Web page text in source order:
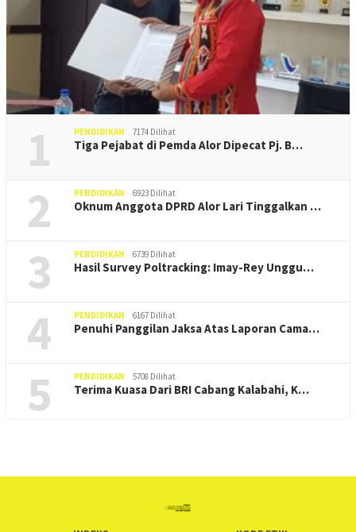
1 PENDIDIKAN 7174 Dilihat
Tiga Pejabat di Pemda Alor Dipecat Pj. B…
2 PENDIDIKAN 6923 Dilihat
Oknum Anggota DPRD Alor Lari Tinggalkan …
3 PENDIDIKAN 6739 Dilihat
Hasil Survey Poltracking: Imay-Rey Unggu…
4 PENDIDIKAN 6167 Dilihat
Penuhi Panggilan Jaksa Atas Laporan Cama…
5 PENDIDIKAN 5708 Dilihat
Terima Kuasa Dari BRI Cabang Kalabahi, K…